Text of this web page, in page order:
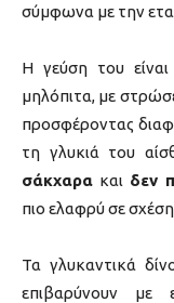
σύμφωνα με την
Η γεύση του
μηλόπιτα, με
προσφέροντας
τη γλυκιά του
σάκχαρα και δεν
πιο ελαφρύ σε
Τα γλυκαντικά
επιβαρύνουν με